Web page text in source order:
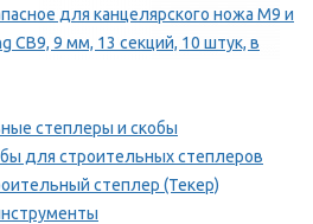
для канцелярского ножа M9 и
CB9, 9 мм, 13 секций, 10 штук, в
степлеры и скобы
для строительных степлеров
степлер (Текер)